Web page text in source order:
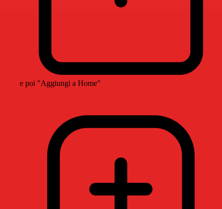
e poi "Aggiungi a Home"